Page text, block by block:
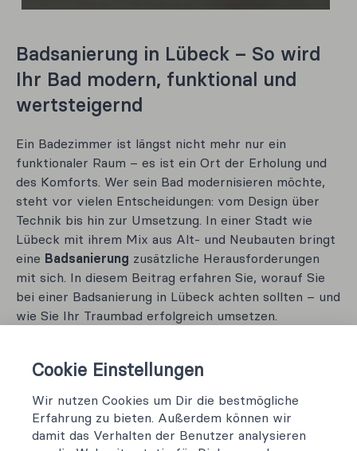
Badsanierung in Lübeck – So wird
Ihr Bad modern, funktional und
wertsteigernd
Ein Badezimmer ist längst nicht mehr nur ein
funktionaler Raum – es ist ein Ort der Erholung und
des Komforts. Wer sein Bad modernisieren möchte,
steht vor vielen Entscheidungen: vom Design über
Technik bis hin zur Umsetzung. In einer Stadt wie
Lübeck mit ihrem Mix aus Alt- und Neubauten bringt
eine Badsanierung zusätzliche Herausforderungen
mit sich. In diesem Beitrag erfahren Sie, worauf Sie
bei einer Badsanierung in Lübeck achten sollten – und
wie Sie Ihr Traumbad erfolgreich umsetzen.
Neubaugebiet: Die Gründe für eine Badsanierung sind
vielfältig:
Cookie Einstellungen
Wir nutzen Cookies um Dir die bestmögliche
Erfahrung zu bieten. Außerdem können wir
damit das Verhalten der Benutzer analysieren